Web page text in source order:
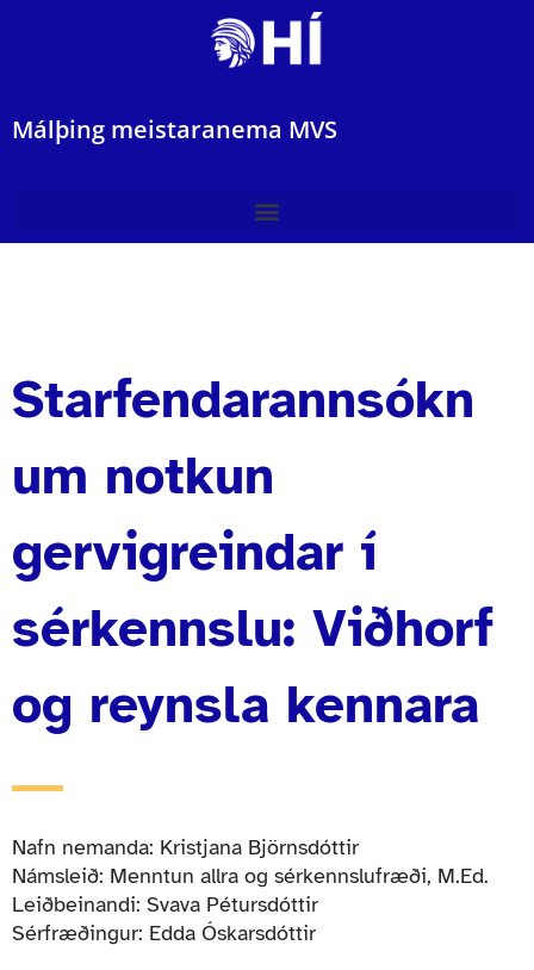
Málþing meistaranema MVS
Starfendarannsókn
um notkun
gervigreindar í
sérkennslu: Viðhorf
og reynsla kennara
Nafn nemanda: Kristjana Björnsdóttir
Námsleið: Menntun allra og sérkennslufræði, M.Ed.
Leiðbeinandi: Svava Pétursdóttir
Sérfræðingur: Edda Óskarsdóttir